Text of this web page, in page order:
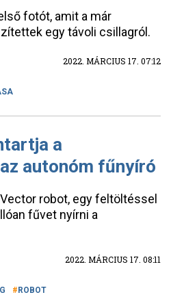
fotót, amit a már
egy távoli csillagról.
2022. MÁRCIUS 17. 07:12
a
autonóm fűnyíró
robot, egy feltöltéssel
fűvet nyírni a
2022. MÁRCIUS 17. 08:11
ROBOT